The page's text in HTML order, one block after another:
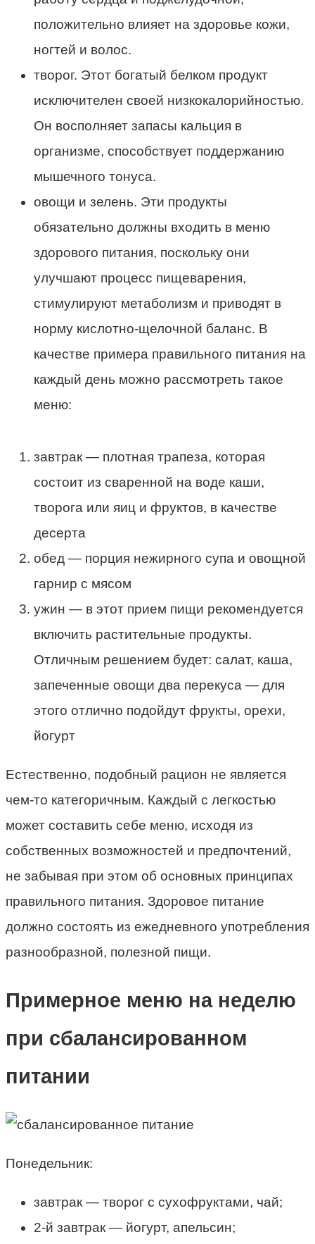
положительно влияет на здоровье кожи,
ногтей и волос.
творог. Этот богатый белком продукт
исключителен своей низкокалорийностью.
Он восполняет запасы кальция в
организме, способствует поддержанию
мышечного тонуса.
овощи и зелень. Эти продукты
обязательно должны входить в меню
здорового питания, поскольку они
улучшают процесс пищеварения,
стимулируют метаболизм и приводят в
норму кислотно-щелочной баланс. В
качестве примера правильного питания на
каждый день можно рассмотреть такое
меню:
завтрак — плотная трапеза, которая
состоит из сваренной на воде каши,
творога или яиц и фруктов, в качестве
десерта
обед — порция нежирного супа и овощной
гарнир с мясом
ужин — в этот прием пищи рекомендуется
включить растительные продукты.
Отличным решением будет: салат, каша,
запеченные овощи два перекуса — для
этого отлично подойдут фрукты, орехи,
йогурт
Естественно, подобный рацион не является
чем-то категоричным. Каждый с легкостью
может составить себе меню, исходя из
собственных возможностей и предпочтений,
не забывая при этом об основных принципах
правильного питания. Здоровое питание
должно состоять из ежедневного употребления
разнообразной, полезной пищи.
Примерное меню на неделю
при сбалансированном
питании
Понедельник:
завтрак — творог с сухофруктами, чай;
2-й завтрак — йогурт, апельсин;